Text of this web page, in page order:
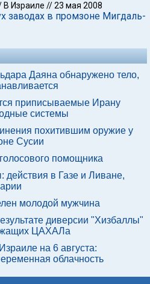
В Израиле //23 мая 2008
заводах в промзоне Мигдаль-
Даяна обнаружено тело,
приписываемые Ирану
системы
похитившим оружие у
Сусии
помощника
действия в Газе и Ливане,
молодой мужчина
диверсии "Хизбаллы"
ЦАХАЛа
на 6 августа:
облачность